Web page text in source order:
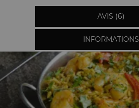
AVIS (6)
INFORMATIONS